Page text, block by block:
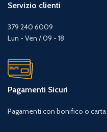
Servizio clienti
379 240 6009
Lun - Ven / 09 - 18
Pagamenti Sicuri
Pagamenti con bonifico o